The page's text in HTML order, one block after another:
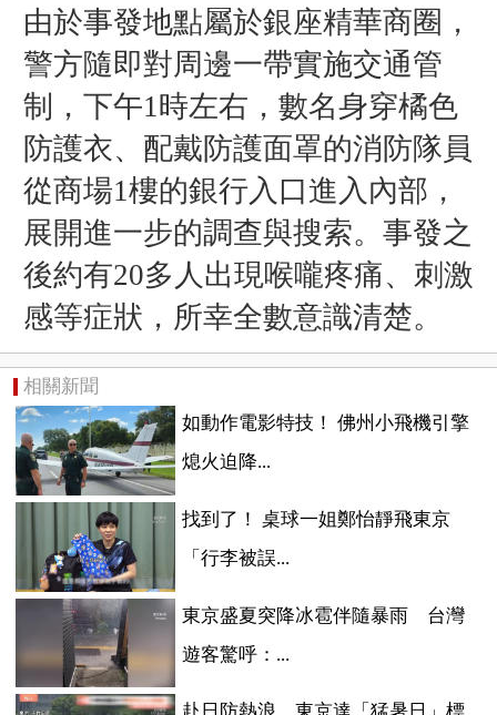
由於事發地點屬於銀座精華商圈，
警方隨即對周邊一帶實施交通管
制，下午1時左右，數名身穿橘色
防護衣、配戴防護面罩的消防隊員
從商場1樓的銀行入口進入內部，
展開進一步的調查與搜索。事發之
後約有20多人出現喉嚨疼痛、刺激
感等症狀，所幸全數意識清楚。
相關新聞
如動作電影特技！ 佛州小飛機引擎
熄火迫降...
找到了！ 桌球一姐鄭怡靜飛東京
「行李被誤...
東京盛夏突降冰雹伴隨暴雨 台灣
遊客驚呼：...